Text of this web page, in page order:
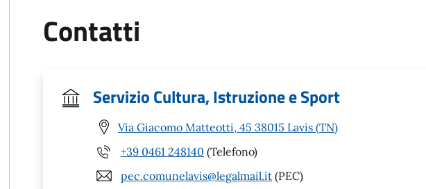
Contatti
Servizio Cultura, Istruzione e Sport
Via Giacomo Matteotti, 45 38015 Lavis (TN)
+39 0461 248140 (Telefono)
pec.comunelavis@legalmail.it (PEC)